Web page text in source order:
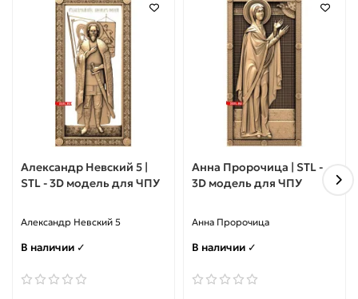
Центральный декор
Александр Невский 5 |
STL - 3D модель для ЧПУ
Александр Невский 5
В наличии ✓
Анна Пророчица | STL -
3D модель для ЧПУ
Анна Пророчица
В наличии ✓